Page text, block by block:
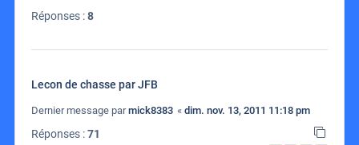
Réponses :8
Lecon de chasse par JFB
Dernier message parmick8383 « dim. nov. 13, 2011 11:18 pm
Réponses :71